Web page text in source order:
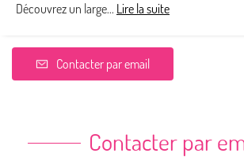
Découvrez un large... Lire la suite
Contacter par email
Contacter par